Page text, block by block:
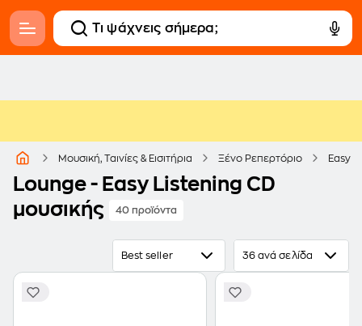
Μουσική, Ταινίες & Εισιτήρια Ξένο Ρεπερτόριο Easy
Lounge - Easy Listening CD
μουσικής
40 προϊόντα
Best seller 36 ανά σελίδα